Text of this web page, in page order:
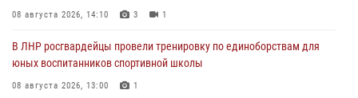
08 августа 2026, 14:10 3 1
В ЛНР росгвардейцы провели тренировку по единоборствам для
юных воспитанников спортивной школы
08 августа 2026, 13:00 1